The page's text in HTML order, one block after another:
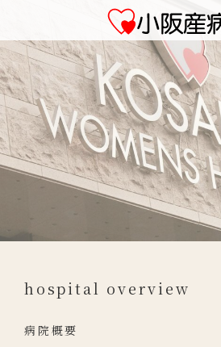
hospital overview
病院概要